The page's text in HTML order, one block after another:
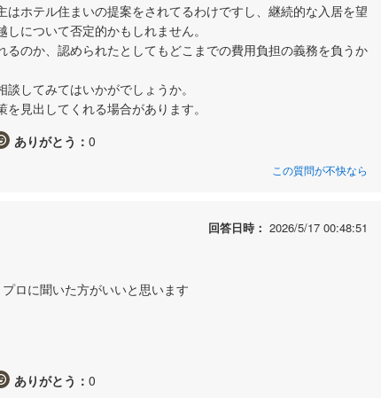
はホテル住まいの提案をされてるわけですし、継続的な入居を望
について否定的かもしれません。
るのか、認められたとしてもどこまでの費用負担の義務を負うか
してみてはいかがでしょうか。
見出してくれる場合があります。
ありがとう： 0
この質問が不快なら
回答日時： 2026/5/17 00:48:51
ロに聞いた方がいいと思います
ありがとう： 0